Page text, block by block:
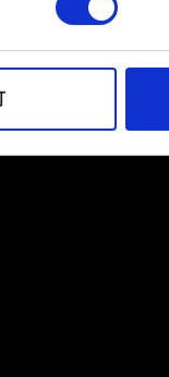
フィードバックを
りません。